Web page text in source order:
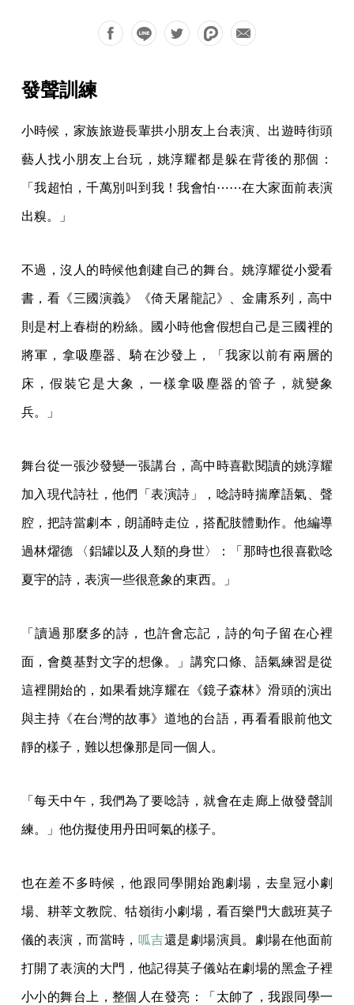
發聲訓練
小時候，家族旅遊長輩拱小朋友上台表演、出遊時街頭
藝人找小朋友上台玩，姚淳耀都是躲在背後的那個：
「我超怕，千萬別叫到我！我會怕⋯⋯在大家面前表演
出糗。」
不過，沒人的時候他創建自己的舞台。姚淳耀從小愛看
書，看《三國演義》《倚天屠龍記》、金庸系列，高中
則是村上春樹的粉絲。國小時他會假想自己是三國裡的
將軍，拿吸塵器、騎在沙發上，「我家以前有兩層的
床，假裝它是大象，一樣拿吸塵器的管子，就變象
兵。」
舞台從一張沙發變一張講台，高中時喜歡閱讀的姚淳耀
加入現代詩社，他們「表演詩」，唸詩時揣摩語氣、聲
腔，把詩當劇本，朗誦時走位，搭配肢體動作。他編導
過林燿德 〈鋁罐以及人類的身世〉：「那時也很喜歡唸
夏宇的詩，表演一些很意象的東西。」
「讀過那麼多的詩，也許會忘記，詩的句子留在心裡
面，會奠基對文字的想像。」講究口條、語氣練習是從
這裡開始的，如果看姚淳耀在《鏡子森林》滑頭的演出
與主持《在台灣的故事》道地的台語，再看看眼前他文
靜的樣子，難以想像那是同一個人。
「每天中午，我們為了要唸詩，就會在走廊上做發聲訓
練。」他仿擬使用丹田呵氣的樣子。
也在差不多時候，他跟同學開始跑劇場，去皇冠小劇
場、耕莘文教院、牯嶺街小劇場，看百樂門大戲班莫子
儀的表演，而當時， 呱吉還是劇場演員。劇場在他面前
打開了表演的大門，他記得莫子儀站在劇場的黑盒子裡
小小的舞台上，整個人在發亮：「太帥了，我跟同學一